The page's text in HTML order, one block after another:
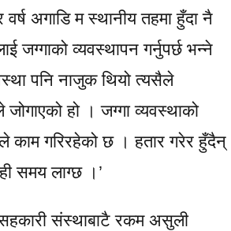
अगाडि म स्थानीय तहमा हुँदा नै
जग्गाको व्यवस्थापन गर्नुपर्छ भन्ने
पनि नाजुक थियो त्यसैले
हो । जग्गा व्यवस्थाको
काम गरिरहेको छ । हतार गरेर हुँदैन्
समय लाग्छ ।’
सहकारी संस्थाबाटै रकम असुली